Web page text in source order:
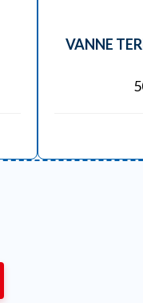
VANNE